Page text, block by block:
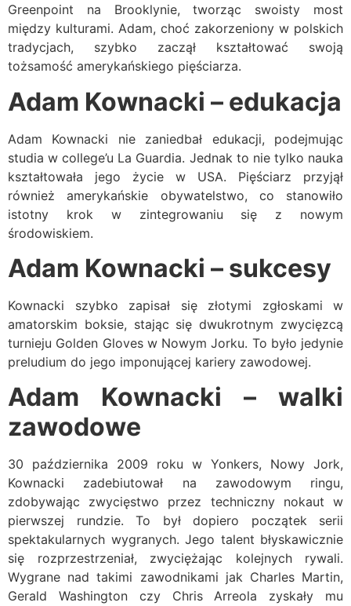
Greenpoint na Brooklynie, tworząc swoisty most
między kulturami. Adam, choć zakorzeniony w polskich
tradycjach, szybko zaczął kształtować swoją
tożsamość amerykańskiego pięściarza.
Adam Kownacki – edukacja
Adam Kownacki nie zaniedbał edukacji, podejmując
studia w college’u La Guardia. Jednak to nie tylko nauka
kształtowała jego życie w USA. Pięściarz przyjął
również amerykańskie obywatelstwo, co stanowiło
istotny krok w zintegrowaniu się z nowym
środowiskiem.
Adam Kownacki – sukcesy
Kownacki szybko zapisał się złotymi zgłoskami w
amatorskim boksie, stając się dwukrotnym zwycięzcą
turnieju Golden Gloves w Nowym Jorku. To było jedynie
preludium do jego imponującej kariery zawodowej.
Adam Kownacki – walki
zawodowe
30 października 2009 roku w Yonkers, Nowy Jork,
Kownacki zadebiutował na zawodowym ringu,
zdobywając zwycięstwo przez techniczny nokaut w
pierwszej rundzie. To był dopiero początek serii
spektakularnych wygranych. Jego talent błyskawicznie
się rozprzestrzeniał, zwyciężając kolejnych rywali.
Wygrane nad takimi zawodnikami jak Charles Martin,
Gerald Washington czy Chris Arreola zyskały mu